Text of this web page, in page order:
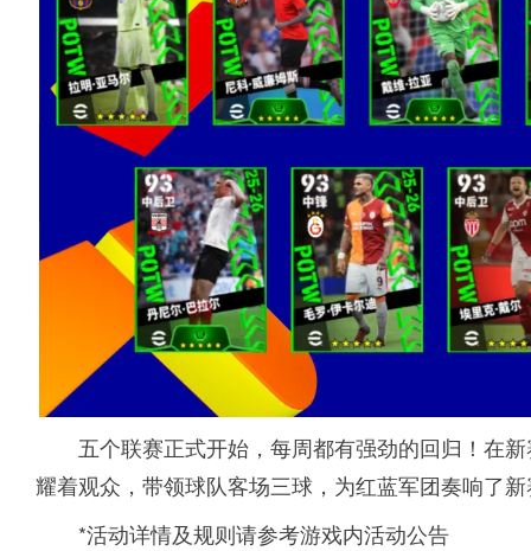
五个联赛正式开始，每周都有强劲的回归！在
耀着观众，带领球队客场三球，为红蓝军团奏响了
*活动详情及规则请参考游戏内活动公告